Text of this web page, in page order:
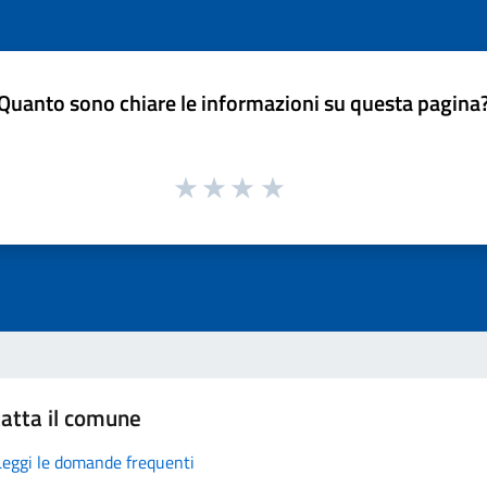
sono chiare le informazioni su questa
il comune
le domande frequenti